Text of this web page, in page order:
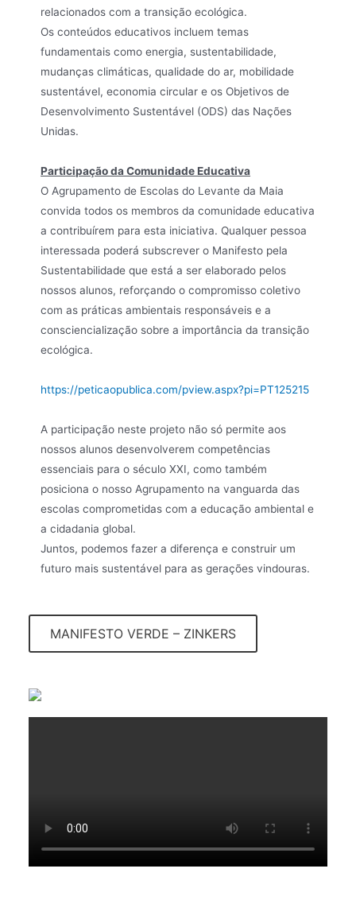
relacionados com a transição ecológica.
Os conteúdos educativos incluem temas
fundamentais como energia, sustentabilidade,
mudanças climáticas, qualidade do ar, mobilidade
sustentável, economia circular e os Objetivos de
Desenvolvimento Sustentável (ODS) das Nações
Unidas.
Participação da Comunidade Educativa
O Agrupamento de Escolas do Levante da Maia
convida todos os membros da comunidade educativa
a contribuírem para esta iniciativa. Qualquer pessoa
interessada poderá subscrever o Manifesto pela
Sustentabilidade que está a ser elaborado pelos
nossos alunos, reforçando o compromisso coletivo
com as práticas ambientais responsáveis e a
consciencialização sobre a importância da transição
ecológica.
https://peticaopublica.com/pview.aspx?pi=PT125215
A participação neste projeto não só permite aos
nossos alunos desenvolverem competências
essenciais para o século XXI, como também
posiciona o nosso Agrupamento na vanguarda das
escolas comprometidas com a educação ambiental e
a cidadania global.
Juntos, podemos fazer a diferença e construir um
futuro mais sustentável para as gerações vindouras.
MANIFESTO VERDE – ZINKERS